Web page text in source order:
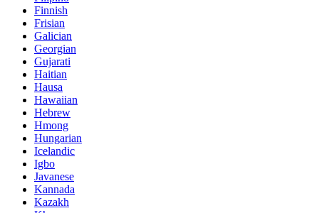
Finnish
Frisian
Galician
Georgian
Gujarati
Haitian
Hausa
Hawaiian
Hebrew
Hmong
Hungarian
Icelandic
Igbo
Javanese
Kannada
Kazakh